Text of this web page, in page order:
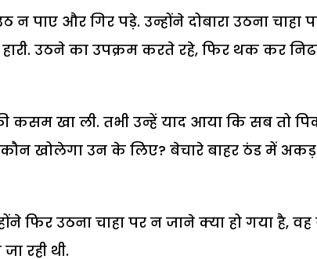
और गिर पड़े. उन्होंने दोबारा उठना चाहा
उठने का उपक्रम करते रहे, फिर थक कर
कसम खा ली. तभी उन्हें याद आया कि सब तो
खोलेगा उन के लिए? बेचारे बाहर ठंड में अकड़
फिर उठना चाहा पर न जाने क्या हो गया है, वह
रही थी.